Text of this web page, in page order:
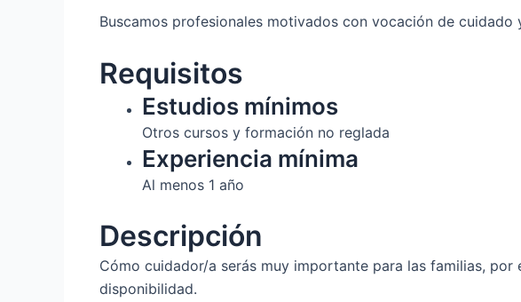
Buscamos profesionales motivados con vocación de
Requisitos
Estudios mínimos
Otros cursos y formación no reglada
Experiencia mínima
Al menos 1 año
Descripción
Cómo cuidador/a serás muy importante para las familias,
disponibilidad.